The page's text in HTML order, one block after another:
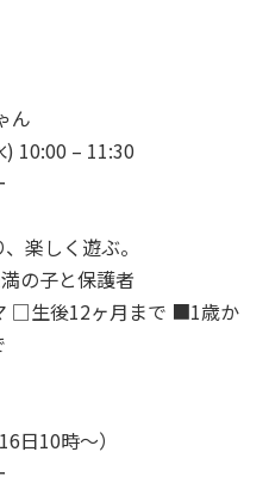
ん
10:00 – 11:30
楽しく遊ぶ。
の子と保護者
□生後12ヶ月まで ■1歳か
日10時～）